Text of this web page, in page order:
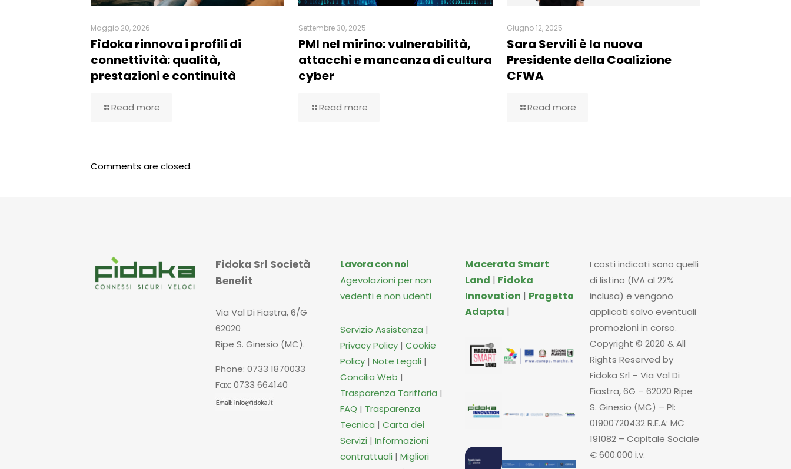
Maggio 20, 2026
Fìdoka rinnova i profili di
connettività: qualità,
prestazioni e continuità
Read more
Settembre 30, 2025
PMI nel mirino: vulnerabilità,
attacchi e mancanza di cultura
cyber
Read more
Giugno 12, 2025
Sara Servili è la nuova
Presidente della Coalizione
CFWA
Read more
Comments are closed.
Fìdoka Srl Società
Benefit
Via Val Di Fiastra, 6/G
62020
Ripe S. Ginesio (MC).
Phone: 0733 1870033
Fax: 0733 664140
Lavora con noi
Agevolazioni per non
vedenti e non udenti
Servizio Assistenza |
Privacy Policy | Cookie
Policy | Note Legali |
Concilia Web |
Trasparenza Tariffaria |
FAQ | Trasparenza
Tecnica | Carta dei
Servizi | Informazioni
contrattuali | Migliori
Macerata Smart
Land | Fìdoka
Innovation | Progetto
Adapta |
I costi indicati sono quelli
di listino (IVA al 22%
inclusa) e vengono
applicati salvo eventuali
promozioni in corso.
Copyright © 2020 & All
Rights Reserved by
Fidoka Srl – Via Val Di
Fiastra, 6G – 62020 Ripe
S. Ginesio (MC) – PI:
01900720432 R.E.A: MC
191082 – Capitale Sociale
€ 600.000 i.v.